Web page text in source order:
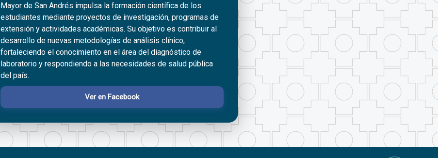
Mayor de San Andrés impulsa la formación científica de los
estudiantes mediante proyectos de investigación, programas de
extensión y actividades académicas. Su objetivo es contribuir al
desarrollo de nuevas metodologías de análisis clínico,
fortaleciendo el conocimiento en el área del diagnóstico de
laboratorio y respondiendo a las necesidades de salud pública
del país.
Ver en Facebook